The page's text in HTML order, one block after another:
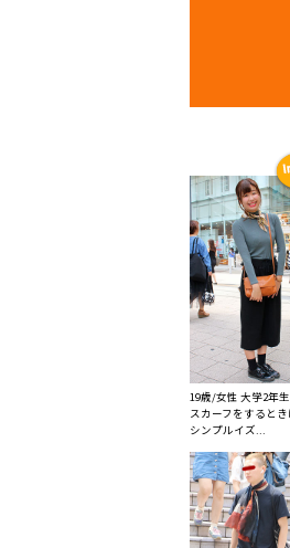
19歳/女性 大学2年
スカーフをすると
シンプルイズ...